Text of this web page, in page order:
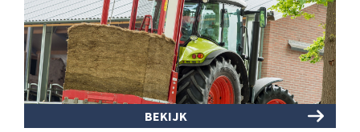
BEKIJK